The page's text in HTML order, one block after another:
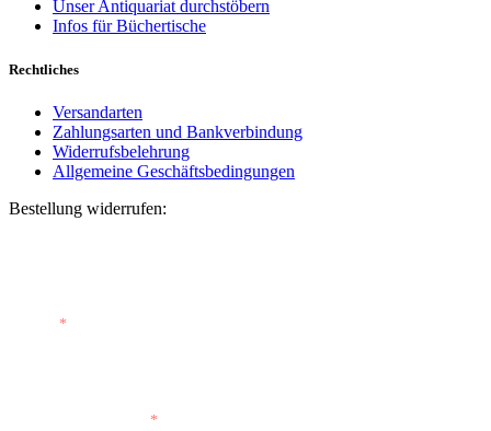
Unser Antiquariat durchstöbern
Infos für Büchertische
Rechtliches
Versandarten
Zahlungsarten und Bankverbindung
Widerrufsbelehrung
Allgemeine Geschäftsbedingungen
Bestellung widerrufen:
*
*